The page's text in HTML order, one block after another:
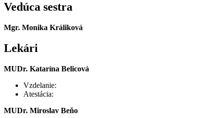
Vedúca sestra
Mgr. Monika Králiková
Lekári
MUDr. Katarína Belicová
Vzdelanie:
Atestácia:
MUDr. Miroslav Beňo